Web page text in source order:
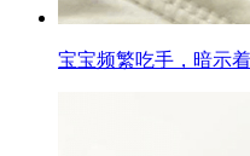
宝宝频繁吃手，暗示